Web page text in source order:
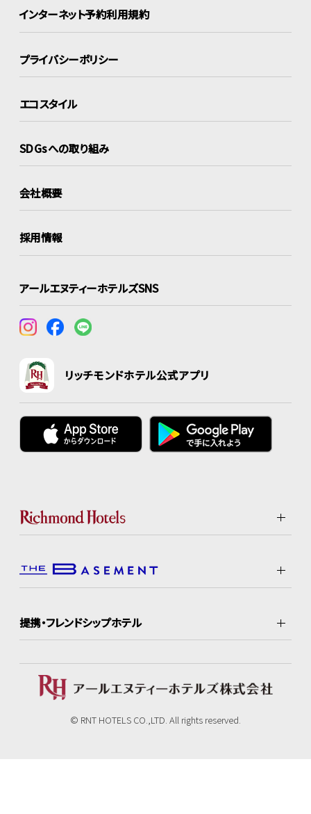
インターネット予約利用規約
プライバシーポリシー
エコスタイル
SDGsへの取り組み
会社概要
採用情報
アールエヌティーホテルズSNS
リッチモンドホテル公式アプリ
提携・フレンドシップホテル
© RNT HOTELS CO.,LTD. All rights reserved.